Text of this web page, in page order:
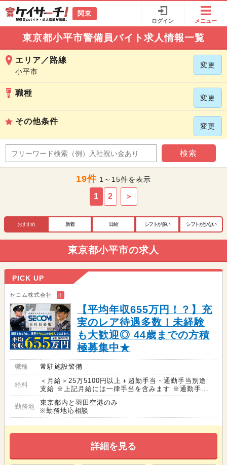
関東
ログイン メニュー
東京都小平市警備員バイト求人情報一覧
エリア／路線
小平市
変更
職種
変更
その他条件
変更
検索
19件 1～15件を表示
1 2 ＞
おすすめ 新着 日給 シフトが多い シフトが少ない
東京都小平市の求人
PICK UP
セコム株式会社 正
【平均年収655万円！？】充
実のレア待遇多数！未経験
も大歓迎◎ 44歳までの方積
極募集中★
職種 常駐施設警備
給料
＜月給＞25万5100円以上＋超勤手当・通勤手当別途
支給 ※上記月給には一律手当を含みます ※通勤手...
勤務地
東京都内と羽田空港のみ
※勤務地応相談
詳細を見る